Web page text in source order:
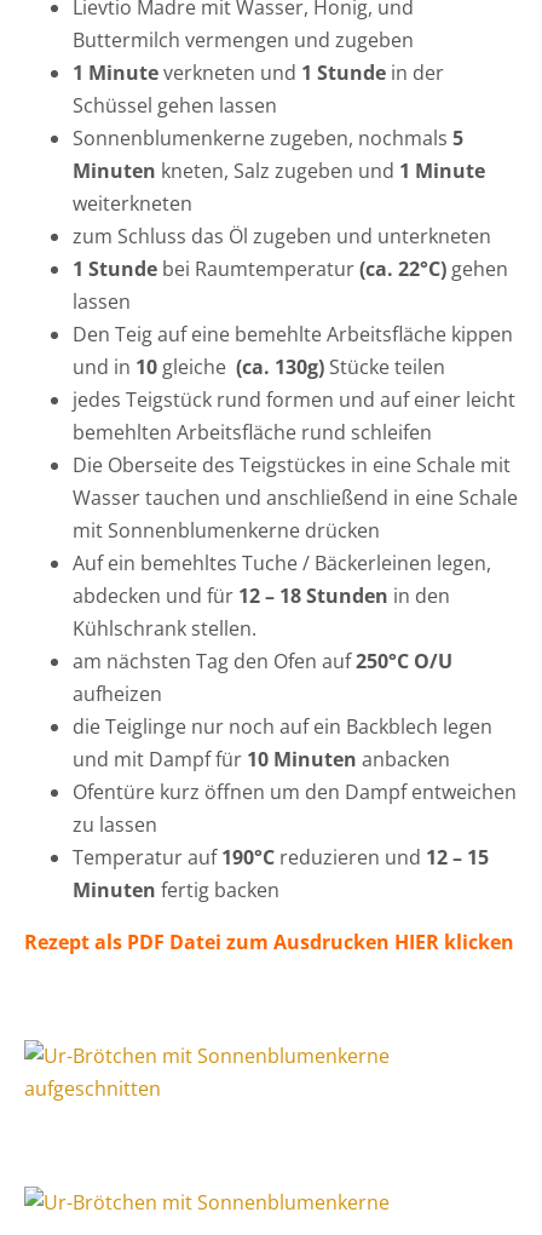
Lievtio Madre mit Wasser, Honig, und
Buttermilch vermengen und zugeben
1 Minuteverkneten und 1 Stundein der
Schüssel gehen lassen
Sonnenblumenkerne zugeben, nochmals 5
Minuten kneten, Salz zugeben und 1 Minute
weiterkneten
zum Schluss das Öl zugeben und unterkneten
1 Stundebei Raumtemperatur(ca. 22°C)gehen
lassen
Den Teig auf eine bemehlte Arbeitsfläche kippen
und in 10gleiche (ca. 130g)Stücke teilen
jedes Teigstück rund formen und auf einer leicht
bemehlten Arbeitsfläche rund schleifen
Die Oberseite des Teigstückes in eine Schale mit
Wasser tauchen und anschließend in eine Schale
mit Sonnenblumenkerne drücken
Auf ein bemehltes Tuche / Bäckerleinen legen,
abdecken und für 12 – 18 Stunden in den
Kühlschrank stellen.
am nächsten Tag den Ofen auf250°C O/U
aufheizen
die Teiglinge nur noch auf ein Backblech legen
und mit Dampf für 10 Minuten anbacken
Ofentüre kurz öffnen um den Dampf entweichen
zu lassen
Temperatur auf190°Creduzieren und 12 – 15
Minuten fertig backen
Rezept als PDF Datei zum Ausdrucken HIER klicken